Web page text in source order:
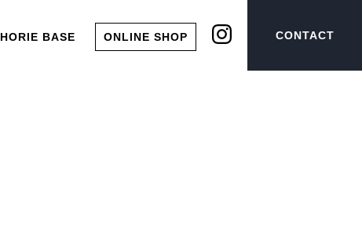
HORIE BASE ONLINE SHOP CONTACT